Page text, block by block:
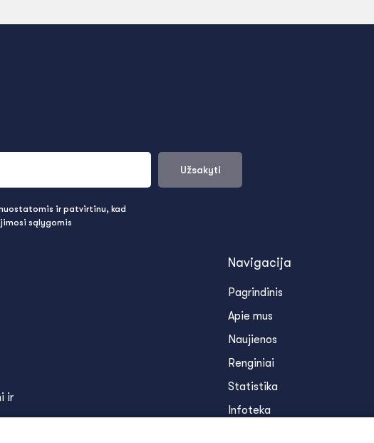
ir
Navigacija
Pagrindinis
Apie mus
Naujienos
Renginiai
Statistika
Infoteka
Užsakyti
ir patvirtinu, kad
sąlygomis